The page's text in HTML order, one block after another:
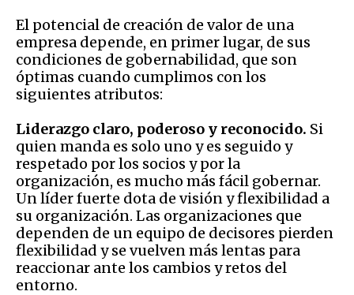
El potencial de creación de valor de una
empresa depende, en primer lugar, de sus
condiciones de gobernabilidad, que son
óptimas cuando cumplimos con los
siguientes atributos:
Liderazgo claro, poderoso y reconocido. Si
quien manda es solo uno y es seguido y
respetado por los socios y por la
organización, es mucho más fácil gobernar.
Un líder fuerte dota de visión y flexibilidad a
su organización. Las organizaciones que
dependen de un equipo de decisores pierden
flexibilidad y se vuelven más lentas para
reaccionar ante los cambios y retos del
entorno.